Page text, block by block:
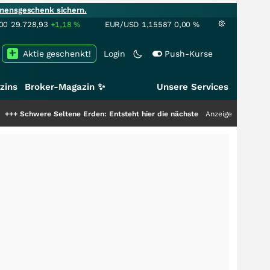
sichern.
29.728,93 +1,18% EUR/USD 1,15587 0,00 %
Login Push-Kurse
Aktie geschenkt!
Broker-Magazin ✨ Unsere Services
Seltene Erden: Entsteht hier die nächste Milliardenstory?+++
Anzeige